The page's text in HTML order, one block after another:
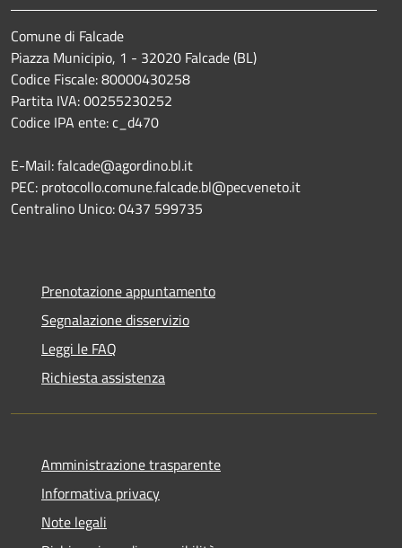
Comune di Falcade
Piazza Municipio, 1 - 32020 Falcade (BL)
Codice Fiscale: 80000430258
Partita IVA: 00255230252
Codice IPA ente: c_d470
E-Mail: falcade@agordino.bl.it
PEC: protocollo.comune.falcade.bl@pecveneto.it
Centralino Unico: 0437 599735
Prenotazione appuntamento
Segnalazione disservizio
Leggi le FAQ
Richiesta assistenza
Amministrazione trasparente
Informativa privacy
Note legali